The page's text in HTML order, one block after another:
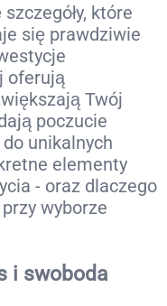
które
się prawdziwie
oferują
Twój
poczucie
unikalnych
elementy
- oraz dlaczego
wyborze
i swoboda